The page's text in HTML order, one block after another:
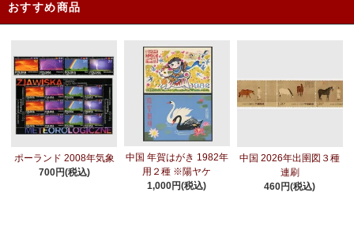
おすすめ商品
ポーランド 2008年気象
700円(税込)
中国 年賀はがき 1982年
用２種 ※陽ヤケ
1,000円(税込)
中国 2026年出圉図３種
連刷
460円(税込)